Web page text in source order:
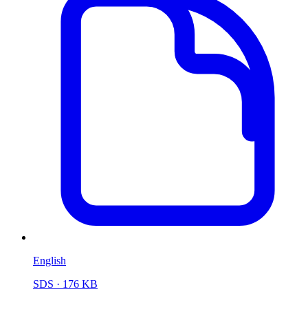
English
SDS · 176 KB